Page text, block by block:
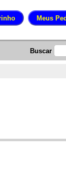
Buscar